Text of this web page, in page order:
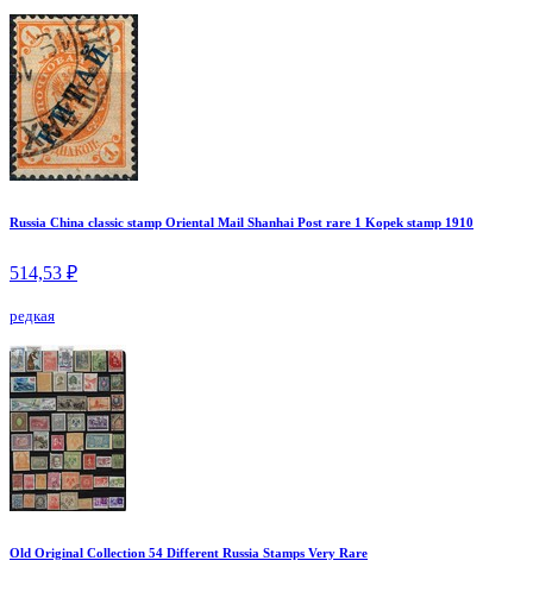
Russia China classic stamp Oriental Mail Shanhai Post rare 1 Kopek stamp 1910
514,53 ₽
редкая
Old Original Collection 54 Different Russia Stamps Very Rare